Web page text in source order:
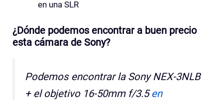
en una SLR
¿Dónde podemos encontrar a buen precio
esta cámara de Sony?
Podemos encontrar la Sony NEX-3NLB
+ el objetivo 16-50mm f/3.5en